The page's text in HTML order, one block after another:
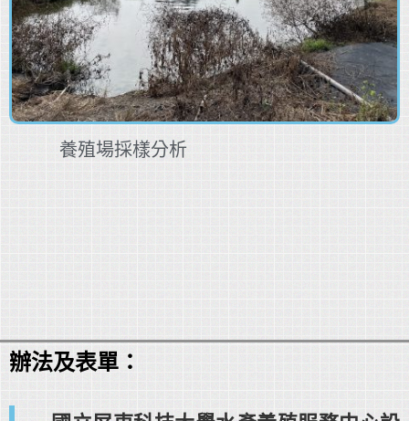
養殖場採樣分析
辦法及表單：